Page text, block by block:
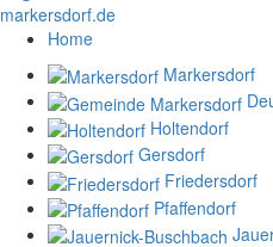
markersdorf.de
Home
Markersdorf
Holtendorf
Gersdorf
Friedersdorf
Pfaffendorf